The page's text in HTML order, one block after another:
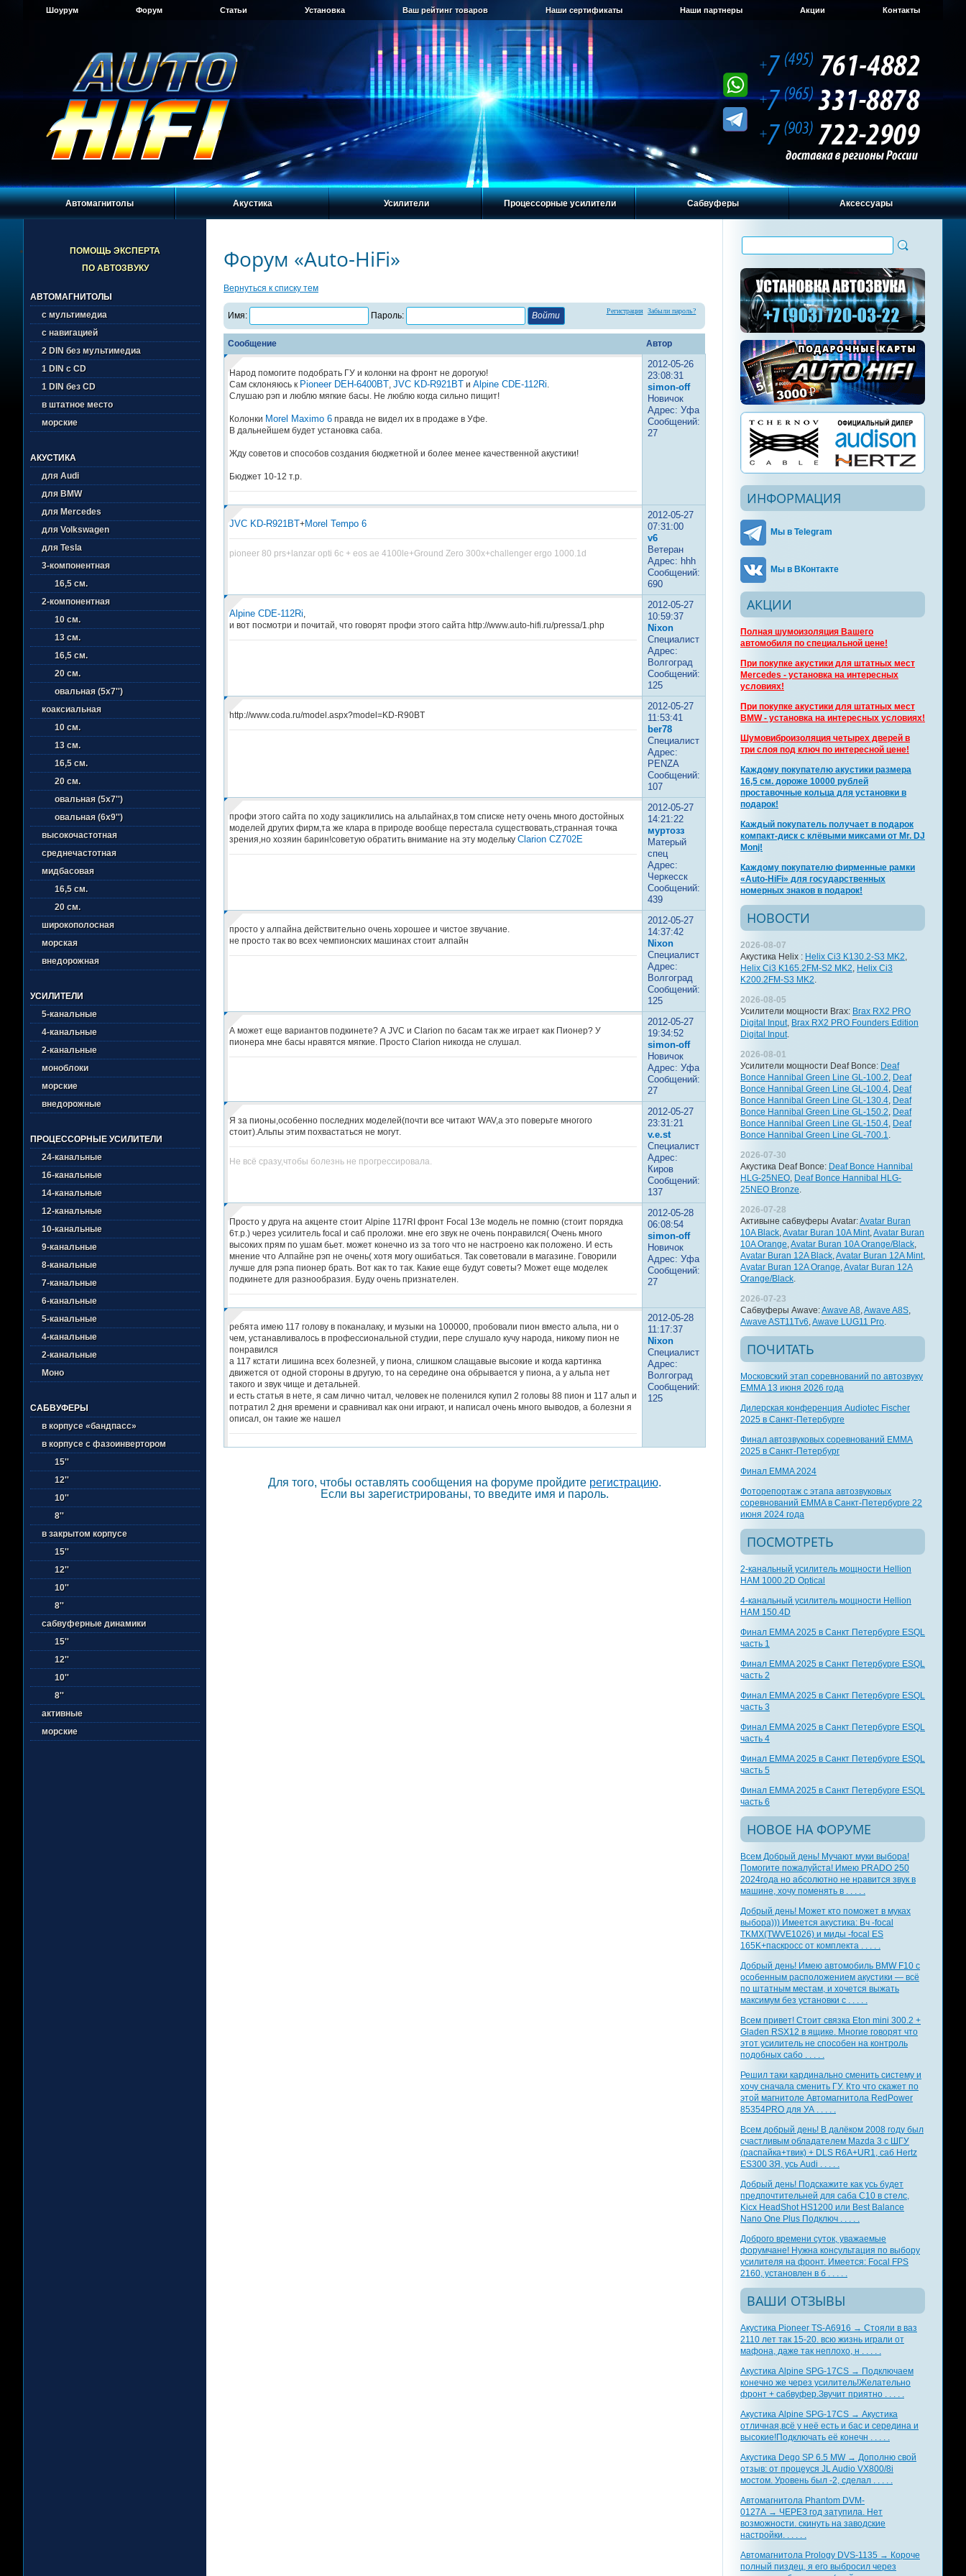
Шоурум Форум Статьи Установка Ваш рейтинг товаров Наши сертификаты Наши партнеры Акции Контакты
Автомагнитолы Акустика Усилители Процессорные усилители Сабвуферы Аксессуары
ПОМОЩЬ ЭКСПЕРТА
ПО АВТОЗВУКУ
АВТОМАГНИТОЛЫ
с мультимедиа
с навигацией
2 DIN без мультимедиа
1 DIN с CD
1 DIN без CD
в штатное место
морские
АКУСТИКА
для Audi
для BMW
для Mercedes
для Volkswagen
для Tesla
3-компонентная
16,5 см.
2-компонентная
10 см.
13 см.
16,5 см.
20 см.
овальная (5х7'')
коаксиальная
10 см.
13 см.
16,5 см.
20 см.
овальная (5х7'')
овальная (6х9'')
высокочастотная
среднечастотная
мидбасовая
16,5 см.
20 см.
широкополосная
морская
внедорожная
УСИЛИТЕЛИ
5-канальные
4-канальные
2-канальные
моноблоки
морские
внедорожные
ПРОЦЕССОРНЫЕ УСИЛИТЕЛИ
24-канальные
16-канальные
14-канальные
12-канальные
10-канальные
9-канальные
8-канальные
7-канальные
6-канальные
5-канальные
4-канальные
2-канальные
Моно
САБВУФЕРЫ
в корпусе «бандпасс»
в корпусе с фазоинвертором
15''
12''
10''
8''
в закрытом корпусе
15''
12''
10''
8''
сабвуферные динамики
15''
12''
10''
8''
активные
морские
Форум «Auto-HiFi»
Вернуться к списку тем
Имя: Пароль: Забыли пароль?
Регистрация
Сообщение Автор
Народ помогите подобрать ГУ и колонки на фронт не дорогую!
Сам склоняюсь к Pioneer DEH-6400BT, JVC KD-R921BT и Alpine CDE-112Ri.
Слушаю рэп и люблю мягкие басы. Не люблю когда сильно пищит!
Колонки Morel Maximo 6правда не видел их в продаже в Уфе.
В дальнейшем будет установка саба.
Жду советов и способов создания бюджетной и более менее качественной акустики!
Бюджет 10-12 т.р.
2012-05-26
23:08:31
simon-off
Новичок
Адрес: Уфа
Сообщений:
27
JVC KD-R921BT+Morel Tempo 6
pioneer 80 prs+lanzar opti 6c + eos ae 4100le+Ground Zero 300x+challenger ergo 1000.1d
2012-05-27
07:31:00
v6
Ветеран
Адрес: hhh
Сообщений:
690
Alpine CDE-112Ri,
и вот посмотри и почитай, что говорят профи этого сайта http://www.auto-hifi.ru/pressa/1.php
2012-05-27
10:59:37
Nixon
Специалист
Адрес:
Волгоград
Сообщений:
125
http://www.coda.ru/model.aspx?model=KD-R90BT
2012-05-27
11:53:41
ber78
Специалист
Адрес:
PENZA
Сообщений:
107
профи этого сайта по ходу зациклились на альпайнах,в том списке нету очень много достойных
моделей других фирм,та же клара в природе вообще перестала существовать,странная точка
зрения,но хозяин барин!советую обратить внимание на эту модельку Clarion CZ702E
2012-05-27
14:21:22
муртозз
Матерый
спец
Адрес:
Черкесск
Сообщений:
439
просто у алпайна действительно очень хорошее и чистое звучание.
не просто так во всех чемпионских машинах стоит алпайн
2012-05-27
14:37:42
Nixon
Специалист
Адрес:
Волгоград
Сообщений:
125
А может еще вариантов подкинете? А JVC и Clarion по басам так же играет как Пионер? У
пионера мне басы нравятся мягкие. Просто Clarion никогда не слушал.
2012-05-27
19:34:52
simon-off
Новичок
Адрес: Уфа
Сообщений:
27
Я за пионы,особенно последних моделей(почти все читают WAV,а это поверьте многого
стоит).Альпы этим похвастаться не могут.
Не всё сразу,чтобы болезнь не прогрессировала.
2012-05-27
23:31:21
v.e.st
Специалист
Адрес:
Киров
Сообщений:
137
Просто у друга на акценте стоит Alpine 117RI фронт Focal 13е модель не помню (стоит порядка
6т.р.) через усилитель focal и саб проложи. мне его звук не очень понравился( Очень много
высоких прям по ушам бьет. может конечно из за того что не настроено как положено. И есть
мнение что Алпайне рэп не очень( хотя могу ошибаться. Так советовали в магазине. Говорили
лучше для рэпа пионер брать. Вот как то так. Какие еще будут советы? Может еще моделек
подкинете для разнообразия. Буду очень признателен.
2012-05-28
06:08:54
simon-off
Новичок
Адрес: Уфа
Сообщений:
27
ребята имею 117 голову в поканалаку, и музыки на 100000, пробовали пион вместо альпа, ни о
чем, устанавливалось в профессиональной студии, пере слушало кучу народа, никому пион не
понравился
а 117 кстати лишина всех болезней, у пиона, слишком слащавые высокие и когда картинка
движется от одной стороны в другую, то на середине она обрывается у пиона, а у альпа нет
такого и звук чище и детальней.
и есть статья в нете, я сам лично читал, человек не поленился купил 2 головы 88 пион и 117 альп и
потратил 2 дня времени и сравнивал как они играют, и написал очень много выводов, а болезни я
описал, он такие же нашел
2012-05-28
11:17:37
Nixon
Специалист
Адрес:
Волгоград
Сообщений:
125
Для того, чтобы оставлять сообщения на форуме пройдите регистрацию.
Если вы зарегистрированы, то введите имя и пароль.
ИНФОРМАЦИЯ
Мы в Telegram
Мы в ВКонтакте
АКЦИИ
Полная шумоизоляция Вашего
автомобиля по специальной цене!
При покупке акустики для штатных мест
Mercedes - установка на интересных
условиях!
При покупке акустики для штатных мест
BMW - установка на интересных условиях!
Шумовиброизоляция четырех дверей в
три слоя под ключ по интересной цене!
Каждому покупателю акустики размера
16,5 см. дороже 10000 рублей
проставочные кольца для установки в
подарок!
Каждый покупатель получает в подарок
компакт-диск с клёвыми миксами от Mr. DJ
Monj!
Каждому покупателю фирменные рамки
«Auto-HiFi» для государственных
номерных знаков в подарок!
НОВОСТИ
2026-08-07
Акустика Helix : Helix Ci3 K130.2-S3 MK2,
Helix Ci3 K165.2FM-S2 MK2, Helix Ci3
K200.2FM-S3 MK2.
2026-08-05
Усилители мощности Brax: Brax RX2 PRO
Digital Input, Brax RX2 PRO Founders Edition
Digital Input.
2026-08-01
Усилители мощности Deaf Bonce: Deaf
Bonce Hannibal Green Line GL-100.2, Deaf
Bonce Hannibal Green Line GL-100.4, Deaf
Bonce Hannibal Green Line GL-130.4, Deaf
Bonce Hannibal Green Line GL-150.2, Deaf
Bonce Hannibal Green Line GL-150.4, Deaf
Bonce Hannibal Green Line GL-700.1.
2026-07-30
Акустика Deaf Bonce: Deaf Bonce Hannibal
HLG-25NEO, Deaf Bonce Hannibal HLG-
25NEO Bronze.
2026-07-28
Активыне сабвуферы Avatar:Avatar Buran
10A Black,Avatar Buran 10A Mint,Avatar Buran
10A Orange,Avatar Buran 10A Orange/Black,
Avatar Buran 12A Black,Avatar Buran 12A Mint,
Avatar Buran 12A Orange,Avatar Buran 12A
Orange/Black.
2026-07-23
Сабвуферы Awave:Awave A8,Awave A8S,
Awave AST11Tv6,Awave LUG11 Pro.
ПОЧИТАТЬ
Московский этап соревнований по автозвуку
EMMA 13 июня 2026 года
Дилерская конференция Audiotec Fischer
2025 в Санкт-Петербурге
Финал автозвуковых соревнований EMMA
2025 в Санкт-Петербург
Финал EMMA 2024
Фоторепортаж с этапа автозвуковых
соревнований EMMA в Санкт-Петербурге 22
июня 2024 года
ПОСМОТРЕТЬ
2-канальный усилитель мощности Hellion
HAM 1000.2D Optical
4-канальный усилитель мощности Hellion
HAM 150.4D
Финал EMMA 2025 в Санкт Петербурге ESQL
часть 1
Финал EMMA 2025 в Санкт Петербурге ESQL
часть 2
Финал EMMA 2025 в Санкт Петербурге ESQL
часть 3
Финал EMMA 2025 в Санкт Петербурге ESQL
часть 4
Финал EMMA 2025 в Санкт Петербурге ESQL
часть 5
Финал EMMA 2025 в Санкт Петербурге ESQL
часть 6
НОВОЕ НА ФОРУМЕ
Всем Добрый день! Мучают муки выбора!
Помогите пожалуйста! Имею PRADO 250
2024года но абсолютно не нравится звук в
машине, хочу поменять в . . . . .
Добрый день! Может кто поможет в муках
выбора))) Имеется акустика: Вч -focal
TKMX(TWVE1026) и миды -focal ES
165K+паскросс от комплекта . . . . .
Добрый день! Имею автомобиль BMW F10 с
особенным расположением акустики — всё
по штатным местам, и хочется выжать
максимум без установки с . . . . .
Всем привет! Стоит связка Eton mini 300.2 +
Gladen RSX12 в ящике. Многие говорят что
этот усилитель не способен на контроль
подобных сабо . . . . .
Решил таки кардинально сменить систему и
хочу сначала сменить ГУ. Кто что скажет по
этой магнитоле Автомагнитола RedPower
85354PRO для УА . . . . .
Всем добрый день! В далёком 2008 году был
счастливым обладателем Mazda 3 с ШГУ
(распайка+твик) + DLS R6A+UR1, саб Hertz
ES300 ЗЯ, усь Audi . . . . .
Добрый день! Подскажите как усь будет
предпочтительней для саба С10 в стелс,
Kicx HeadShot HS1200 или Best Balance
Nano One Plus Подключ . . . . .
Доброго времени суток, уважаемые
форумчане! Нужна консультация по выбору
усилителя на фронт. Имеется: Focal FPS
2160, установлен в б . . . . .
ВАШИ ОТЗЫВЫ
Акустика Pioneer TS-A6916 → Стояли в ваз
2110 лет так 15-20. всю жизнь играли от
мафона, даже так неплохо, н . . . . .
Акустика Alpine SPG-17CS → Подключаем
конечно же через усилитель!Желательно
фронт + сабвуфер.Звучит приятно . . . . .
Акустика Alpine SPG-17CS → Акустика
отличная,всё у неё есть и бас и середина и
высокие!Подключать её конечн . . . . .
Акустика Dego SP 6.5 MW → Дополню свой
отзыв: от процеуся JL Audio VX800/8i
мостом. Уровень был -2, сделал . . . . .
Автомагнитола Phantom DVM-
0127A → ЧЕРЕЗ год затупила. Нет
возможности. скинуть на заводские
настройки. . . . . .
Автомагнитола Prology DVS-1135 → Короче
полный пиздец, я его выбросил через